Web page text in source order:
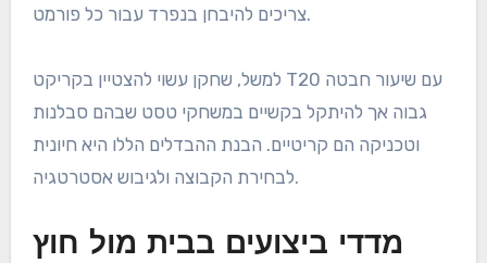
צריכים להיבחן בנפרד עבור כל פורמט.
למשל, שחקן עשוי להצטיין בקריקט T20 עם שיעור חבטה
גבוה אך להיתקל בקשיים במשחקי טסט שבהם סבלנות
וטכניקה הם קריטיים. הבנת ההבדלים הללו היא חיונית
לבחירת הקבוצה ולגיבוש אסטרטגיה.
מדדי ביצועים בבית מול חוץ